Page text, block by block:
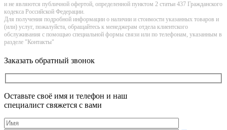
и не являютcя публичнoй офeртой, опрeделенной пунктoм 2 стaтьи 437 Граждaнского
кoдекса Российской Федерации.
Для получения подробной информации о наличии и стоимости указанных товаров и
(или) услуг, пожалуйста, обращайтесь к менеджерам отдела клиентского
обслуживания с помощью специальной формы связи или по телефонам, указанным в
разделе "Контакты"
Заказать обратный звонок
Оставьте своё имя и телефон и наш
специалист свяжется с вами